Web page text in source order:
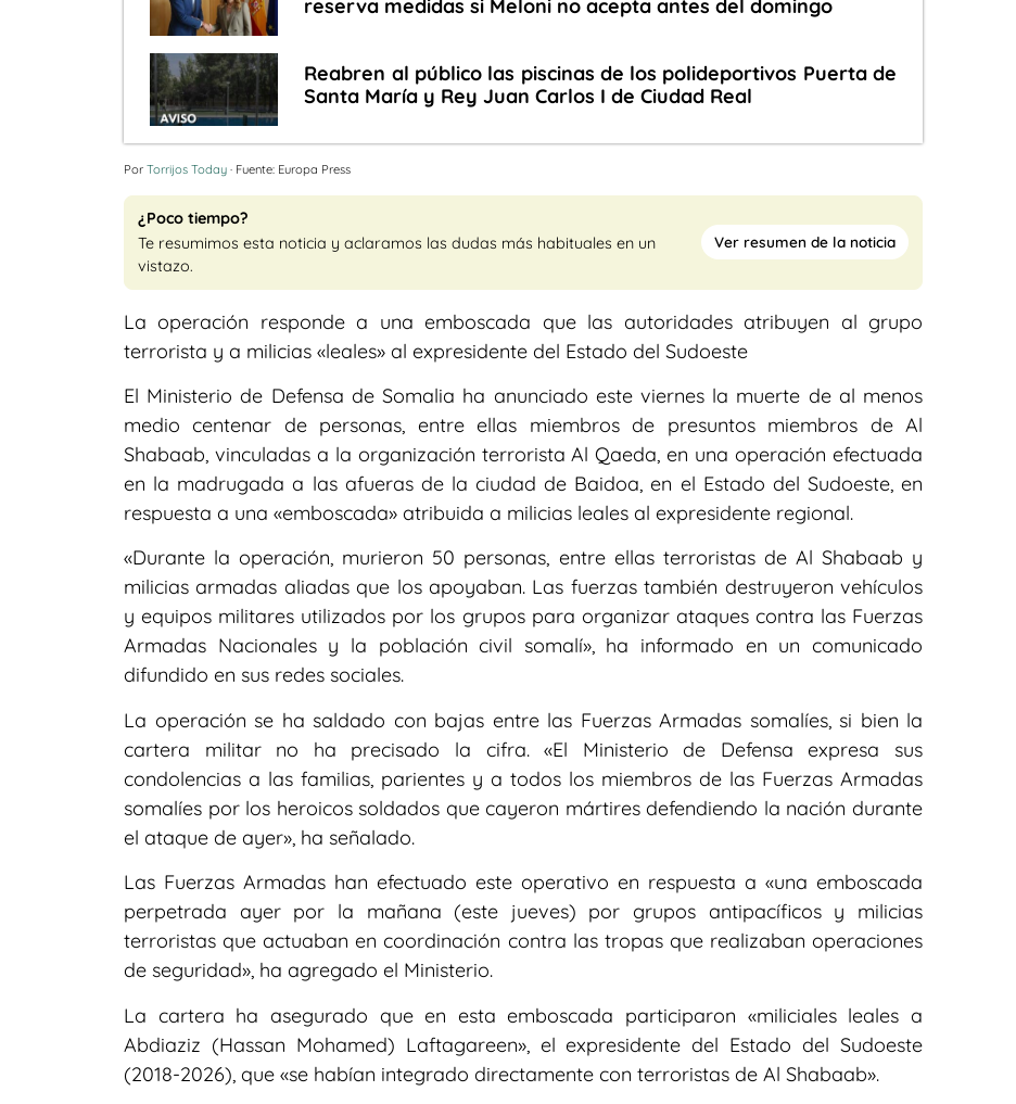
reserva medidas si Meloni no acepta antes del domingo
Reabren al público las piscinas de los polideportivos Puerta de
Santa María y Rey Juan Carlos I de Ciudad Real
Por Torrijos Today · Fuente: Europa Press
¿Poco tiempo?
Te resumimos esta noticia y aclaramos las dudas más habituales en un
vistazo.
Ver resumen de la noticia
La operación responde a una emboscada que las autoridades atribuyen al grupo
terrorista y a milicias «leales» al expresidente del Estado del Sudoeste
El Ministerio de Defensa de Somalia ha anunciado este viernes la muerte de al menos
medio centenar de personas, entre ellas miembros de presuntos miembros de Al
Shabaab, vinculadas a la organización terrorista Al Qaeda, en una operación efectuada
en la madrugada a las afueras de la ciudad de Baidoa, en el Estado del Sudoeste, en
respuesta a una «emboscada» atribuida a milicias leales al expresidente regional.
«Durante la operación, murieron 50 personas, entre ellas terroristas de Al Shabaab y
milicias armadas aliadas que los apoyaban. Las fuerzas también destruyeron vehículos
y equipos militares utilizados por los grupos para organizar ataques contra las Fuerzas
Armadas Nacionales y la población civil somalí», ha informado en un comunicado
difundido en sus redes sociales.
La operación se ha saldado con bajas entre las Fuerzas Armadas somalíes, si bien la
cartera militar no ha precisado la cifra. «El Ministerio de Defensa expresa sus
condolencias a las familias, parientes y a todos los miembros de las Fuerzas Armadas
somalíes por los heroicos soldados que cayeron mártires defendiendo la nación durante
el ataque de ayer», ha señalado.
Las Fuerzas Armadas han efectuado este operativo en respuesta a «una emboscada
perpetrada ayer por la mañana (este jueves) por grupos antipacíficos y milicias
terroristas que actuaban en coordinación contra las tropas que realizaban operaciones
de seguridad», ha agregado el Ministerio.
La cartera ha asegurado que en esta emboscada participaron «miliciales leales a
Abdiaziz (Hassan Mohamed) Laftagareen», el expresidente del Estado del Sudoeste
(2018-2026), que «se habían integrado directamente con terroristas de Al Shabaab».